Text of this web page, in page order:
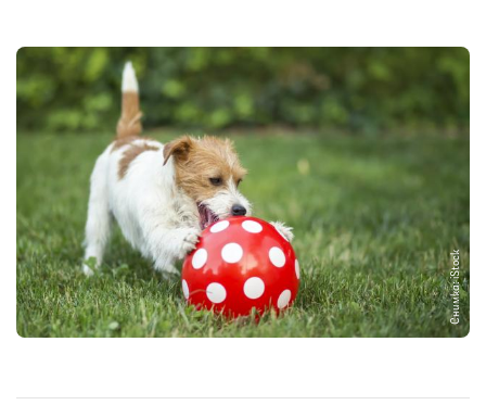
Снимка: iStock